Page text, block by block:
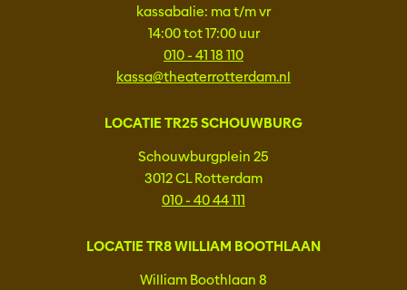
kassabalie: ma t/m vr
14:00 tot 17:00 uur
010 - 41 18 110
kassa@theaterrotterdam.nl
LOCATIE TR25 SCHOUWBURG
Schouwburgplein 25
3012 CL Rotterdam
010 - 40 44 111
LOCATIE TR8 WILLIAM BOOTHLAAN
William Boothlaan 8